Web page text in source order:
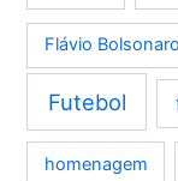
Flávio Bolsonaro
Futebol
homenagem